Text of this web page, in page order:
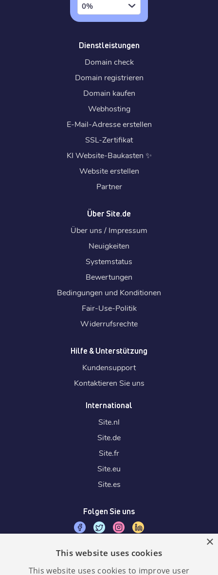
0%
Dienstleistungen
Domain check
Domain registrieren
Domain kaufen
Webhosting
E-Mail-Adresse erstellen
SSL-Zertifikat
KI Website-Baukasten ✨
Website erstellen
Partner
Über Site.de
Über uns / Impressum
Neuigkeiten
Systemstatus
Bewertungen
Bedingungen und Konditionen
Fair-Use-Politik
Widerrufsrechte
Hilfe & Unterstützung
Kundensupport
Kontaktieren Sie uns
International
Site.nl
Site.de
Site.fr
Site.eu
Site.es
Folgen Sie uns
Wir akzeptieren
×
This website uses cookies
This website uses cookies to improve user